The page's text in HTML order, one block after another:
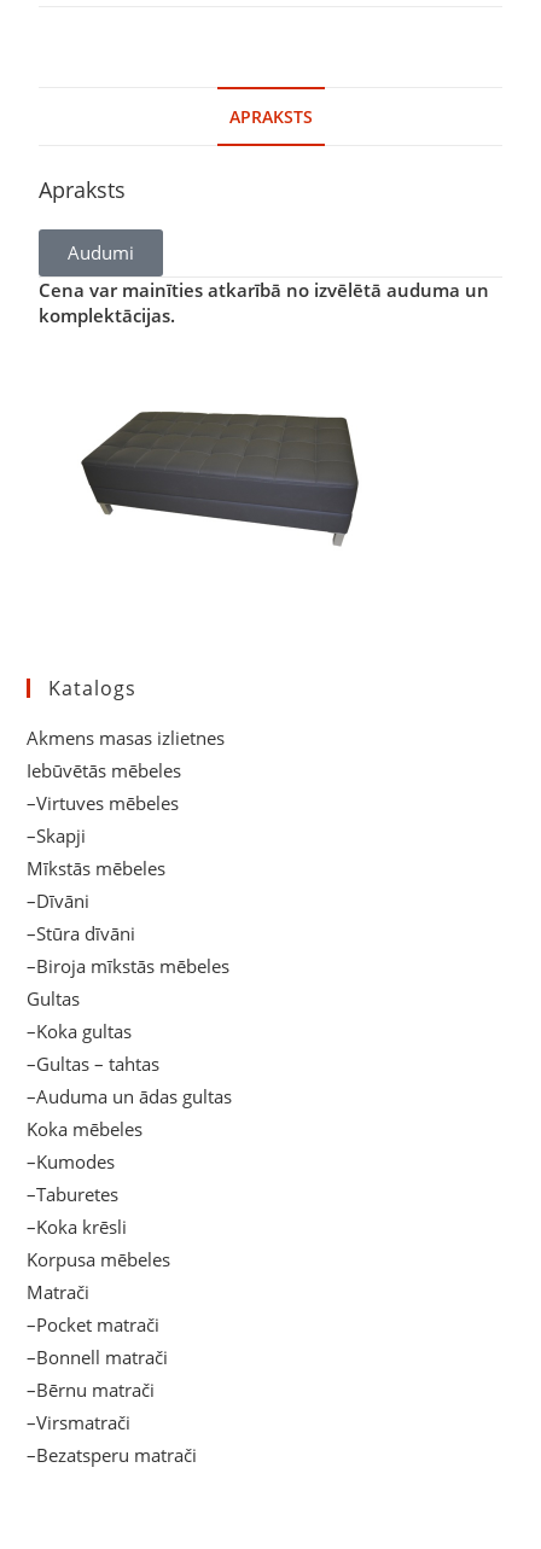
APRAKSTS
Apraksts
Audumi
Cena var mainīties atkarībā no izvēlētā auduma un
komplektācijas.
Katalogs
Akmens masas izlietnes
Iebūvētās mēbeles
–Virtuves mēbeles
–Skapji
Mīkstās mēbeles
–Dīvāni
–Stūra dīvāni
–Biroja mīkstās mēbeles
Gultas
–Koka gultas
–Gultas – tahtas
–Auduma un ādas gultas
Koka mēbeles
–Kumodes
–Taburetes
–Koka krēsli
Korpusa mēbeles
Matrači
–Pocket matrači
–Bonnell matrači
–Bērnu matrači
–Virsmatrači
–Bezatsperu matrači